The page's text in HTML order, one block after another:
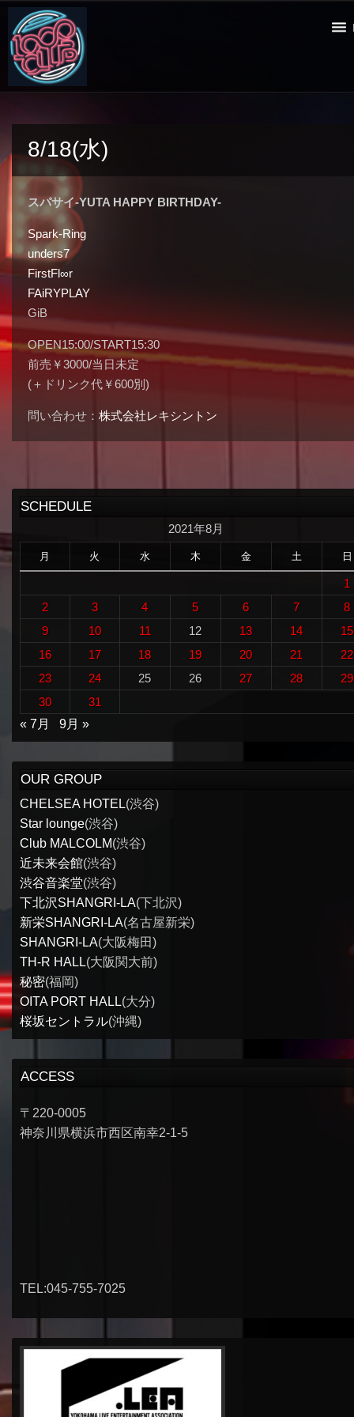
8/18(水)
スパサイ-YUTA HAPPY BIRTHDAY-
Spark-Ring
unders7
FirstFl∞r
FAiRYPLAY
GiB
OPEN15:00/START15:30
前売￥3000/当日未定
(＋ドリンク代￥600別)
問い合わせ： 株式会社レキシントン
SCHEDULE
2021年8月
月 火 水 木 金 土 日
1
2
3 4 5 6 7
8
9
10 11 12 13 14
15
16
17 18 19 20 21
22
23
24 25 26 27 28
29
30
31
« 7月
9月 »
OUR GROUP
CHELSEA HOTEL(渋谷)
Star lounge(渋谷)
Club MALCOLM(渋谷)
近未来会館(渋谷)
渋谷音楽堂(渋谷)
下北沢SHANGRI-LA(下北沢)
新栄SHANGRI-LA(名古屋新栄)
SHANGRI-LA(大阪梅田)
TH-R HALL(大阪関大前)
秘密(福岡)
OITA PORT HALL(大分)
桜坂セントラル(沖縄)
ACCESS
〒220-0005
神奈川県横浜市西区南幸2-1-5
TEL:045-755-7025